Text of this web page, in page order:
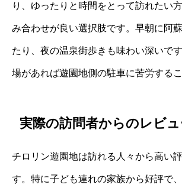
り、ゆったりと時間をとって訪れたい
み合わせが良い選択肢です。早朝に阿
たり、夜の温泉街歩きも味わい深いで
場があれば遊園地側の駐車に苦労する
実際の訪問者からのレビ
チロリン遊園地は訪れる人々から高い
す。特に子ども連れの家族から好評で